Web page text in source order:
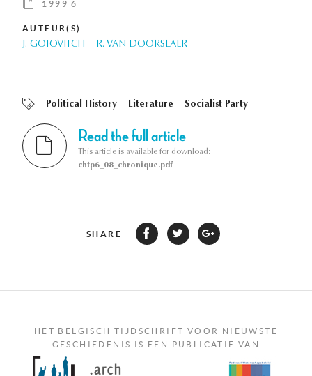
1999 6
AUTEUR(S)
J. GOTOVITCH R. VAN DOORSLAER
Political History Literature Socialist Party
Read the full article
This article is available for download:
chtp6_08_chronique.pdf
SHARE
HET BELGISCH TIJDSCHRIFT VOOR NIEUWSTE
GESCHIEDENIS IS EEN PUBLICATIE VAN